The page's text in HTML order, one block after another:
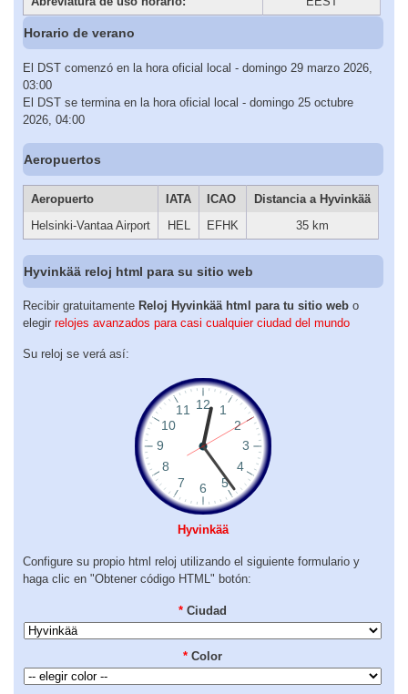
Horario de verano
El DST comenzó en la hora oficial local - domingo 29 marzo 2026,
03:00
El DST se termina en la hora oficial local - domingo 25 octubre
2026, 04:00
Aeropuertos
Aeropuerto IATA ICAO
Distancia a Hyvinkää
Helsinki-Vantaa Airport
HEL EFHK 35 km
Hyvinkää reloj html para su sitio web
Recibir gratuitamente Reloj Hyvinkää html para tu sitio web o
elegir relojes avanzados para casi cualquier ciudad del mundo
Su reloj se verá así:
Hyvinkää
Configure su propio html reloj utilizando el siguiente formulario y
haga clic en "Obtener código HTML" botón:
* Ciudad
* Color